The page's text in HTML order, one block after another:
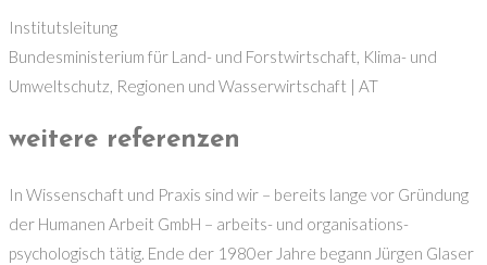
Institutsleitung
Bundesministerium für Land- und Forstwirtschaft, Klima- und
Umweltschutz, Regionen und Wasserwirtschaft | AT
weitere referenzen
In Wissenschaft und Praxis sind wir – bereits lange vor Gründung
der Humanen Arbeit GmbH – arbeits- und organisations-
psychologisch tätig. Ende der 1980er Jahre begann Jürgen Glaser